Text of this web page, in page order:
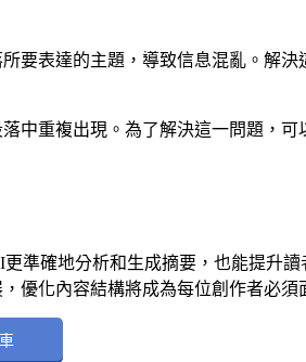
表達的主題，導致信息混亂。解
中重複出現。為了解決這一問題，
準確地分析和生成摘要，也能提升
優化內容結構將成為每位創作者必須